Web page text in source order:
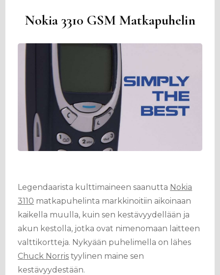
Nokia 3310 GSM Matkapuhelin
Legendaarista kulttimaineen saanutta Nokia
3110 matkapuhelinta markkinoitiin aikoinaan
kaikella muulla, kuin sen kestävyydellään ja
akun kestolla, jotka ovat nimenomaan laitteen
valttikortteja. Nykyään puhelimella on lähes
Chuck Norris tyylinen maine sen
kestävyydestään.